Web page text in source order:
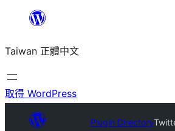
主
要
內
Taiwan 正體中文
取得 WordPress
Plugin Directory